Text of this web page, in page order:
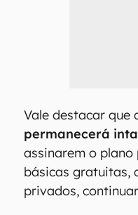
Vale destacar que
permanecerá
assinarem o plano
básicas gratuitas,
privados,